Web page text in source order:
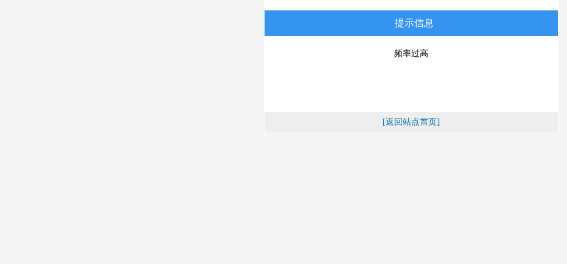
提示信息
频率过高
[返回站点首页]